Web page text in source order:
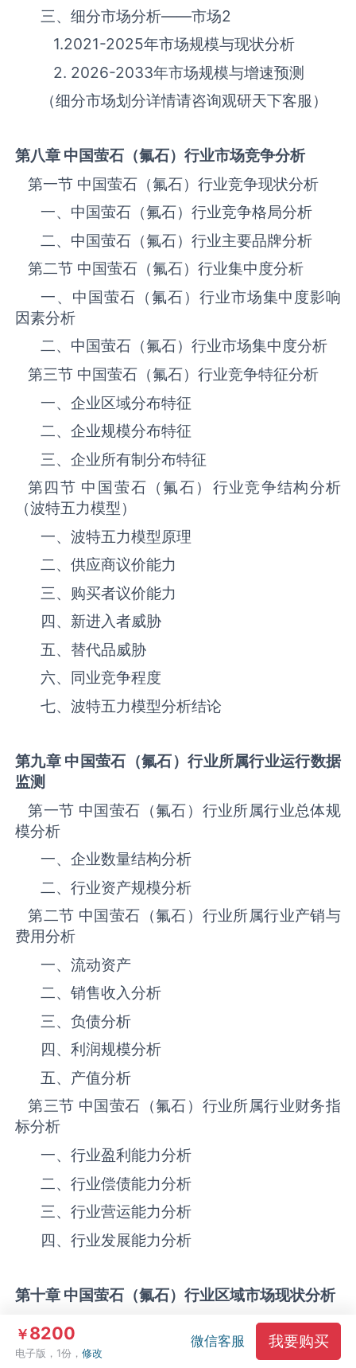
三、细分市场分析——市场2
1.2021-2025年市场规模与现状分析
2. 2026-2033年市场规模与增速预测
（细分市场划分详情请咨询观研天下客服）
第八章 中国萤石（氟石）行业市场竞争分析
第一节 中国‌‌‌‌‌‌‌萤石（氟石）‌‌‌‌‌‌‌‌‌‌‌‌‌‌‌‌‌‌‌行业竞争现状分析
一、中国‌‌‌‌‌‌‌萤石（氟石）‌‌‌‌‌‌‌‌‌‌‌‌‌‌‌‌‌‌‌行业竞争格局分析
二、中国‌‌‌‌‌‌‌萤石（氟石）‌‌‌‌‌‌‌‌‌‌‌‌‌‌‌‌‌‌‌行业主要品牌分析
第二节 中国‌‌‌‌‌‌‌萤石（氟石）‌‌‌‌‌‌‌‌‌‌‌‌‌‌‌‌‌‌‌行业集中度分析
一、中国‌‌‌‌‌‌‌萤石（氟石）‌‌‌‌‌‌‌‌‌‌‌‌‌‌‌‌‌‌‌行业市场集中度影响
因素分析
二、中国‌‌‌‌‌‌‌萤石（氟石）‌‌‌‌‌‌‌‌‌‌‌‌‌‌‌‌‌‌‌行业市场集中度分析
第三节 中国‌‌‌‌‌‌‌萤石（氟石）‌‌‌‌‌‌‌‌‌‌‌‌‌‌‌‌‌‌‌行业竞争特征分析
一、企业区域分布特征
二、企业规模分布特征
三、企业所有制分布特征
第四节 中国‌‌‌‌‌‌‌萤石（氟石）‌‌‌‌‌‌‌‌‌‌‌‌‌‌‌‌‌‌‌行业竞争结构分析
（波特五力模型）
一、波特五力模型原理
二、供应商议价能力
三、购买者议价能力
四、新进入者威胁
五、替代品威胁
六、同业竞争程度
七、波特五力模型分析结论
第九章 中国萤石（氟石） 行业所属行业运行数据
监测
第一节 中国‌‌‌‌‌‌‌萤石（氟石）‌‌‌‌‌‌‌‌‌‌‌‌‌‌‌‌‌‌‌行业所属行业总体规
模分析
一、企业数量结构分析
二、行业资产规模分析
第二节 中国‌‌‌‌‌‌‌萤石（氟石）‌‌‌‌‌‌‌‌‌‌‌‌‌‌‌‌‌‌‌行业所属行业产销与
费用分析
一、流动资产
二、销售收入分析
三、负债分析
四、利润规模分析
五、产值分析
第三节 中国‌‌‌‌‌‌‌萤石（氟石）‌‌‌‌‌‌‌‌‌‌‌‌‌‌‌‌‌‌‌行业所属行业财务指
标分析
一、行业盈利能力分析
二、行业偿债能力分析
三、行业营运能力分析
四、行业发展能力分析
第十章 中国萤石（氟石）行业区域市场现状分析
第一节 中国‌‌‌‌‌‌‌萤石（氟石）‌‌‌‌‌‌‌‌‌‌‌‌‌‌‌‌‌‌‌行业区域市场规模分
析
￥8200
电子版，1份，修改
微信客服 我要购买